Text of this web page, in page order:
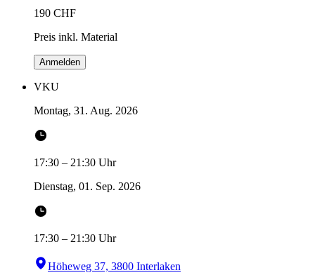
190 CHF
Preis inkl. Material
Anmelden
VKU
Montag, 31. Aug. 2026
17:30 – 21:30 Uhr
Dienstag, 01. Sep. 2026
17:30 – 21:30 Uhr
Höheweg 37, 3800 Interlaken